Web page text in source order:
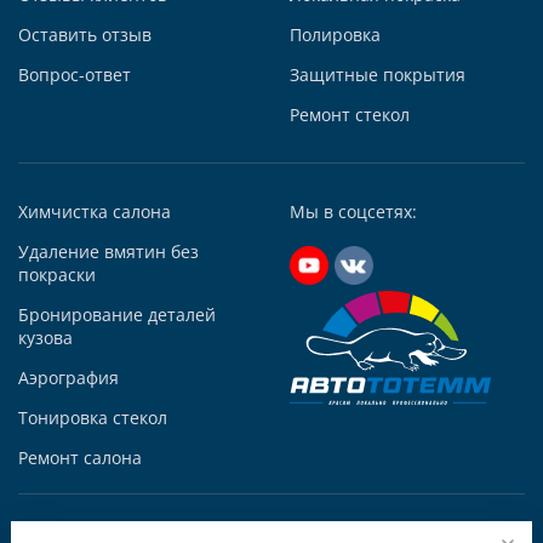
121059, г. Москва, ул. Киевская, д. 14, стр. 3
+7 (495) 927-56-51
Telegram
Заказать звонок
Построить маршрут
Автосервис АвтоТОТЕММ на Варшавке
Оставить отзыв
Вопрос-ответ
Полировка
Защитные покрытия
Ремонт стекол
Химчистка салона
Удаление вмятин без
покраски
Бронирование деталей
кузова
Аэрография
Тонировка стекол
Ремонт салона
Мы в соцсетях: